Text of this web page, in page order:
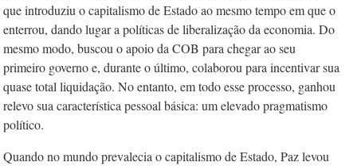
que introduziu o capitalismo de Estado ao mesmo tempo em que o
enterrou, dando lugar a políticas de liberalização da economia. Do
mesmo modo, buscou o apoio da COB para chegar ao seu
primeiro governo e, durante o último, colaborou para incentivar sua
quase total liquidação. No entanto, em todo esse processo, ganhou
relevo sua característica pessoal básica: um elevado pragmatismo
político.
Quando no mundo prevalecia o capitalismo de Estado, Paz levou